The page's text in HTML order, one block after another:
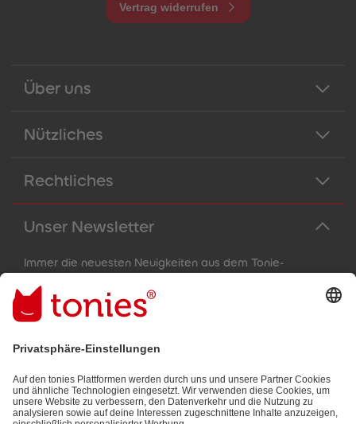
Vertrag widerrufen
Über uns
Nützliches
Rechtliches
Unser Newsletter
Immer die neuesten Neuigkeiten aus dem Tonie-
E-Mail-Addresse
Mit dem Absenden abonnierst du unseren E-Mail-Newsletter, der
informationen) und den von dir zu Werbezwecken bereitgestellten
Interaktionsinformationen (z.B. Abspielinformationen) basiert. Du
kannst den Newsletter jederzeit kostenlos abbestellen.
Datenschutzbestimmungen.